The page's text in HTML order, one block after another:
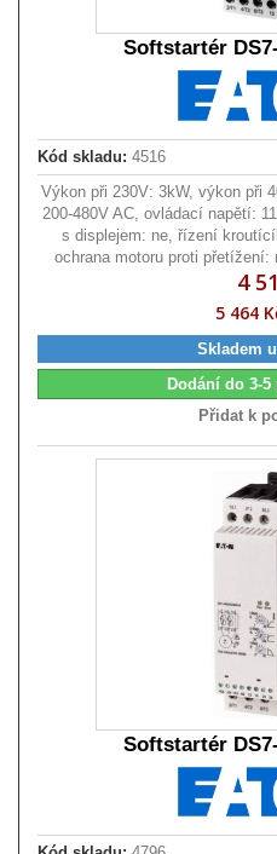
Softstartér
Kód skladu: 4516
Výkon při 230V: 3kW, výkon při
200-480V AC, ovládací napětí:
s displejem: ne, řízení
ochrana motoru proti
4
5 464
Skladem
Dodání do 3-
Přidat k
Softstartér